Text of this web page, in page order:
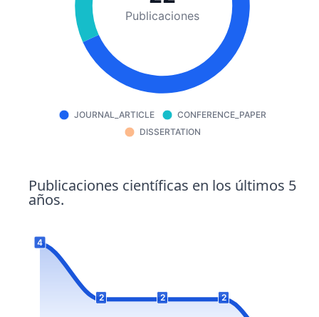
Publicaciones
JOURNAL_ARTICLE
CONFERENCE_PAPER
DISSERTATION
Publicaciones científicas en los últimos 5
años.
4
2 2 2